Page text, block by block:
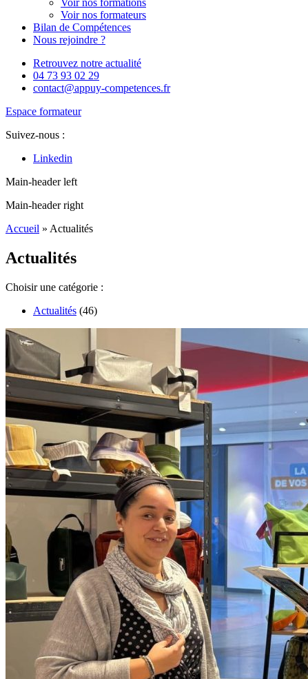
Voir nos formations
Voir nos formateurs
Bilan de Compétences
Nous rejoindre ?
Retrouvez notre actualité
04 73 93 02 29
contact@appuy-competences.fr
Espace formateur
Suivez-nous :
Linkedin
Main-header left
Main-header right
Accueil » Actualités
Actualités
Choisir une catégorie :
Actualités (46)